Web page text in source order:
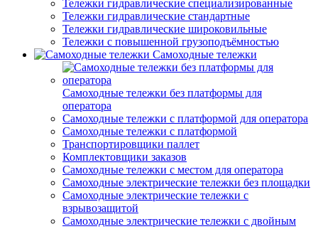
Тележки гидравлические специализированные
Тележки гидравлические стандартные
Тележки гидравлические широковильные
Тележки с повышенной грузоподъёмностью
Самоходные тележки
Самоходные тележки без платформы для
оператора
Самоходные тележки с платформой для оператора
Самоходные тележки с платформой
Транспортировщики паллет
Комплектовщики заказов
Самоходные тележки с местом для оператора
Самоходные электрические тележки без площадки
Самоходные электрические тележки с
взрывозащитой
Самоходные электрические тележки с двойным